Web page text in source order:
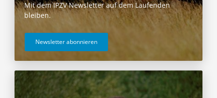
Mit dem IPZV Newsletter auf dem Laufenden
bleiben.
Newsletter abonnieren